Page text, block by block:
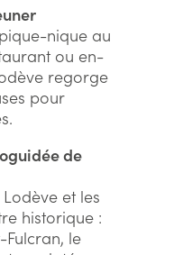
nique au
ou en-
regorge
pour
de
et les
historique :
le